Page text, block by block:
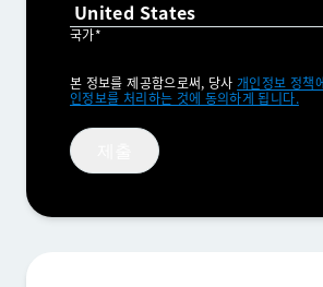
국가*
Privacy
Optin
본 정보를 제공함으로써, 당사개인정보 정책
인정보를 처리하는 것에 동의하게 됩니다.